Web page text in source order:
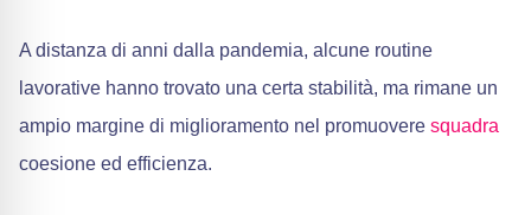
A distanza di anni dalla pandemia, alcune routine
lavorative hanno trovato una certa stabilità, ma rimane un
ampio margine di miglioramento nel promuovere squadra
coesione ed efficienza.